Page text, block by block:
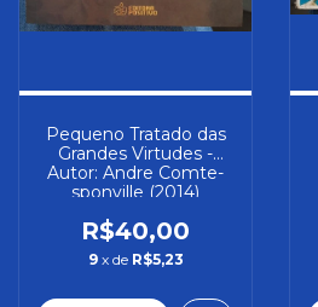
Pequeno Tratado das
Grandes Virtudes -
Autor: Andre Comte-
sponville (2014)
R$40,00
9 x de R$5,23